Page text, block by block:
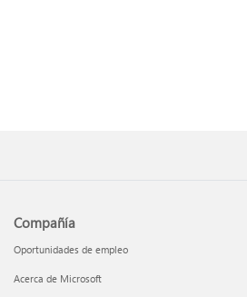
Compañía
Oportunidades de empleo
Acerca de Microsoft